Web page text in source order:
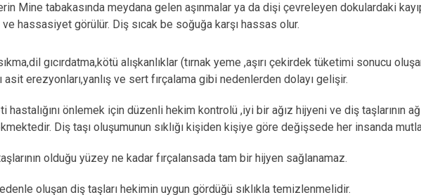
Mine tabakasında meydana gelen aşınmalar ya da dişi çevreleyen dokulardaki
ve hassasiyet görülür. Diş sıcak be soğuğa karşı hassas olur.
gıcırdatma,kötü alışkanlıklar (tırnak yeme ,aşırı çekirdek tüketimi sonucu
asit erezyonları,yanlış ve sert fırçalama gibi nedenlerden dolayı gelişir.
hastalığını önlemek için düzenli hekim kontrolü ,iyi bir ağız hijyeni ve diş taşlarının
Diş taşı oluşumunun sıklığı kişiden kişiye göre değişsede her insanda
olduğu yüzey ne kadar fırçalansada tam bir hijyen sağlanamaz.
oluşan diş taşları hekimin uygun gördüğü sıklıkla temizlenmelidir.